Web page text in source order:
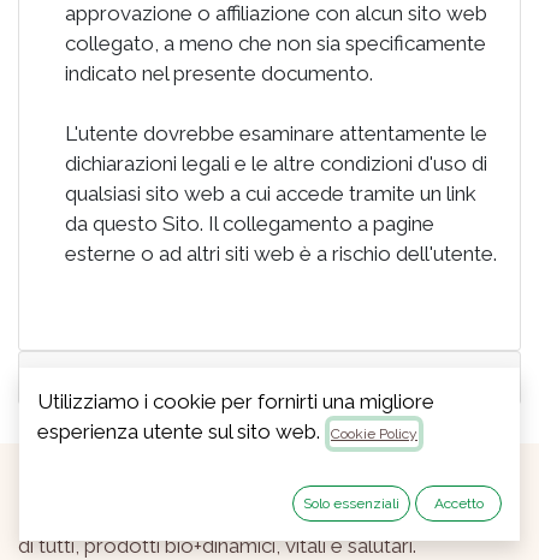
approvazione o affiliazione con alcun sito web
collegato, a meno che non sia specificamente
indicato nel presente documento.
L'utente dovrebbe esaminare attentamente le
dichiarazioni legali e le altre condizioni d'uso di
qualsiasi sito web a cui accede tramite un link
da questo Sito. Il collegamento a pagine
esterne o ad altri siti web è a rischio dell'utente.
Dal 1985, coltiviamo con l'obiettivo di migliorare la vita
di tutti, prodotti bio+dinamici, vitali e salutari.
Utilizziamo i cookie per fornirti una migliore
esperienza utente sul sito web.
Cookie Policy
Solo essenziali Accetto